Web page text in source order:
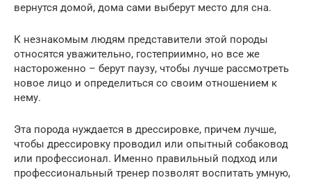
вернутся домой, дома сами выберут место для сна.
К незнакомым людям представители этой породы
относятся уважительно, гостеприимно, но все же
настороженно – берут паузу, чтобы лучше рассмотреть
новое лицо и определиться со своим отношением к
нему.
Эта порода нуждается в дрессировке, причем лучше,
чтобы дрессировку проводил или опытный собаковод
или профессионал. Именно правильный подход или
профессиональный тренер позволят воспитать умную,